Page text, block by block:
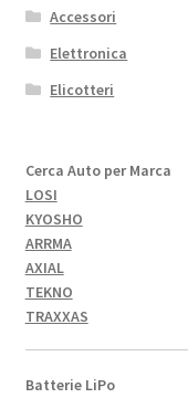
Accessori
Elettronica
Elicotteri
Cerca Auto per Marca
LOSI
KYOSHO
ARRMA
AXIAL
TEKNO
TRAXXAS
Batterie LiPo